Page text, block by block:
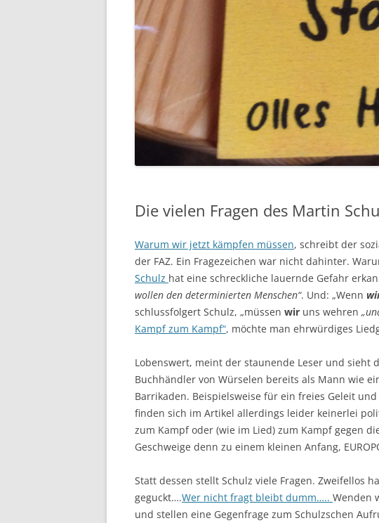
Die vielen Fragen des Martin
Warum wir jetzt kämpfen müssen, schreibt der
der FAZ. Ein Fragezeichen war nicht dahinter.
Schulz hat eine schreckliche lauernde Gefahr
wollen den determinierten Menschen“. Und: „Wenn
schlussfolgert Schulz, „müssen wir uns wehren
Kampf zum Kampf“, möchte man ehrwürdiges
Lobenswert, meint der staunende Leser und sieht
Buchhändler von Würselen bereits als Mann wie
Barrikaden. Beispielsweise für ein freies Geleit
finden sich im Artikel allerdings leider keinerlei
zum Kampf oder (wie im Lied) zum Kampf gegen
Geschweige denn zu einem kleinen Anfang,
Statt dessen stellt Schulz viele Fragen. Zweifellos
geguckt….Wer nicht fragt bleibt dumm….. Wenden
und stellen eine Gegenfrage zum Schulzschen